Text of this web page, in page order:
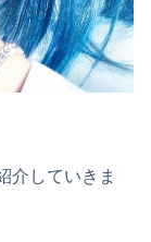
介していきま